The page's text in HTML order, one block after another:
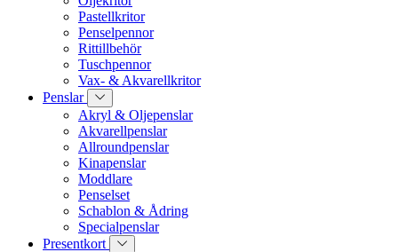
Pastellkritor
Penselpennor
Rittillbehör
Tuschpennor
Vax- & Akvarellkritor
Penslar
Akryl & Oljepenslar
Akvarellpenslar
Allroundpenslar
Kinapenslar
Moddlare
Penselset
Schablon & Ådring
Specialpenslar
Presentkort